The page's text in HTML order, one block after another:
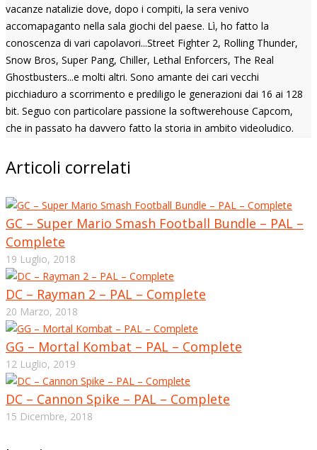
vacanze natalizie dove, dopo i compiti, la sera venivo
accomapaganto nella sala giochi del paese. Lì, ho fatto la
conoscenza di vari capolavori...Street Fighter 2, Rolling Thunder,
Snow Bros, Super Pang, Chiller, Lethal Enforcers, The Real
Ghostbusters...e molti altri. Sono amante dei cari vecchi
picchiaduro a scorrimento e prediligo le generazioni dai 16 ai 128
bit. Seguo con particolare passione la softwerehouse Capcom,
che in passato ha davvero fatto la storia in ambito videoludico.
Articoli correlati
GC – Super Mario Smash Football Bundle – PAL –
Complete
19 Luglio, 2018
DC – Rayman 2 – PAL – Complete
20 Marzo, 2018
GG – Mortal Kombat – PAL – Complete
12 Luglio, 2019
DC – Cannon Spike – PAL – Complete
15 Dicembre, 2018